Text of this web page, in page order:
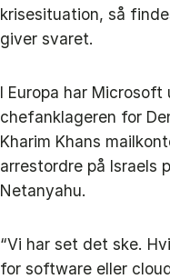
krisesituation, så
giver svaret.
I Europa har
chefanklageren for
Kharim Khans
arrestordre på Israels
Netanyahu.
“Vi har set det ske.
for software eller